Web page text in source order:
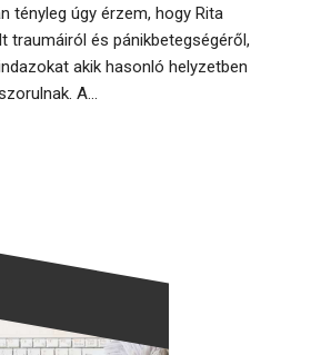
tényleg úgy érzem, hogy Rita
traumáiról és pánikbetegségéről,
akik hasonló helyzetben
A...